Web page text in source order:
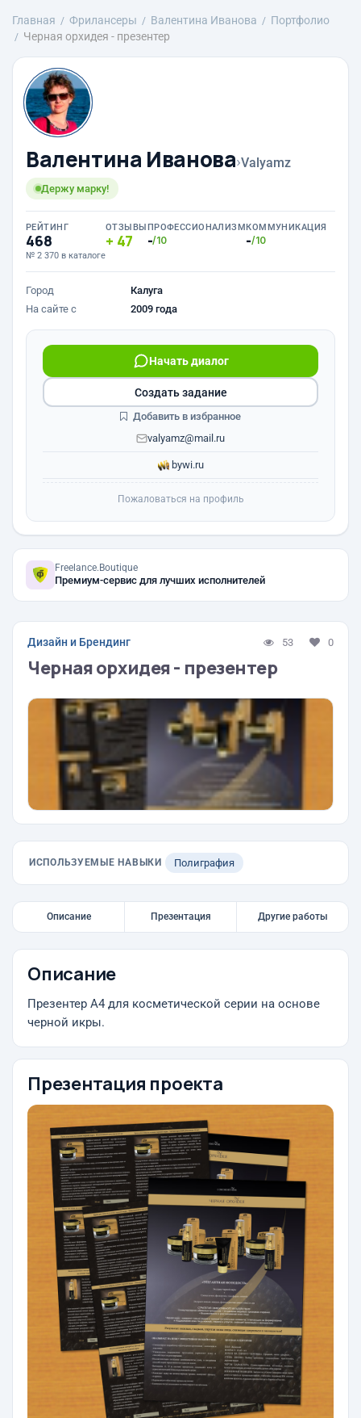
Главная Фрилансеры Валентина Иванова
Портфолио
Черная орхидея - презентер
Валентина Иванова›Valyamz
Держу марку!
РЕЙТИНГ
468
№ 2 370 в каталоге
ОТЗЫВЫ
47
ПРОФЕССИОНАЛИЗМ
-/10
КОММУНИКАЦИЯ
-/10
Город
Калуга
На сайте с
2009 года
Начать диалог
valyamz@mail.ru
bywi.ru
Создать задание
Добавить в избранное
Пожаловаться на профиль
Freelance.Boutique
Премиум-сервис для лучших исполнителей
Дизайн и Брендинг 53 0
Черная орхидея - презентер
ИСПОЛЬЗУЕМЫЕ НАВЫКИ Полиграфия
Описание Презентация Другие работы
Описание
Презентер А4 для косметической серии на основе
черной икры.
Презентация проекта